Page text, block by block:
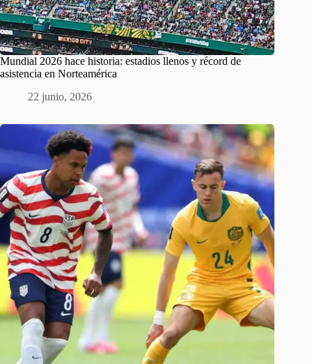
Mundial 2026 hace historia: estadios llenos y récord de
asistencia en Norteamérica
22 junio, 2026